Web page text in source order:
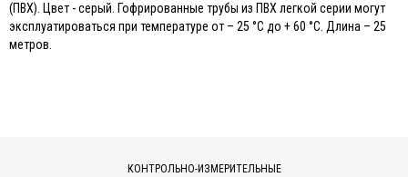
(ПВХ). Цвет - серый. Гофрированные трубы из ПВХ легкой серии могут
эксплуатироваться при температуре от – 25 °С до + 60 °С. Длина – 25
метров.
КОНТРОЛЬНО-ИЗМЕРИТЕЛЬНЫЕ